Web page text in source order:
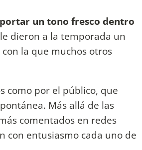
un tono fresco dentro
dieron a la temporada un
la que muchos otros
como por el público, que
Más allá de las
comentados en redes
con entusiasmo cada uno de